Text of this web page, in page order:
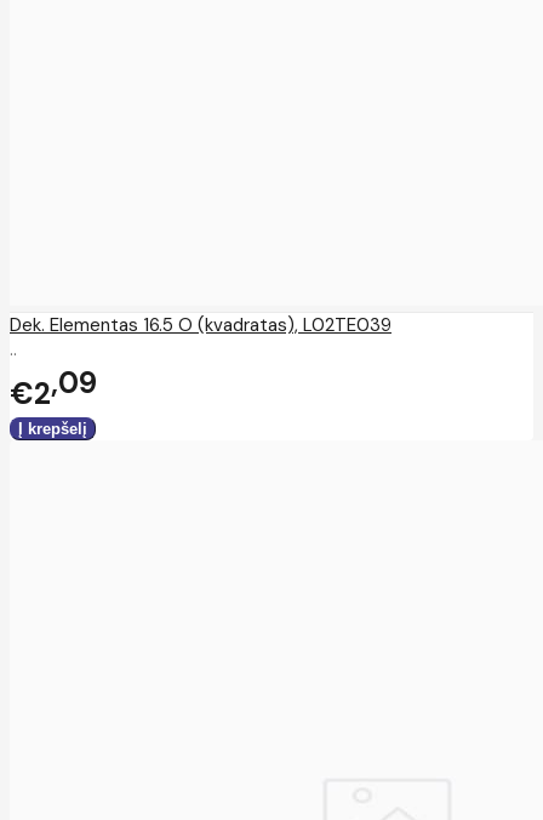
Dek. Elementas 16.5 O (kvadratas), L02TE039
..
€2 09